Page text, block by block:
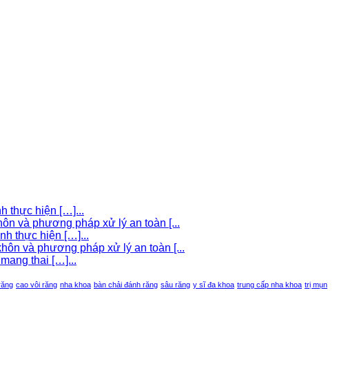
thực hiện […]...
và phương pháp xử lý an toàn [...
thực hiện […]...
và phương pháp xử lý an toàn [...
thai […]...
cao vôi răng nha khoa bàn chải đánh răng sâu răng y sĩ đa khoa trung cấp nha khoa trị mụn